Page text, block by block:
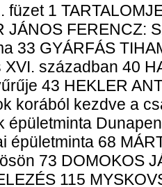
füzet 1
JÁNOS FERENCZ:
33 GYÁRFÁS
XVI. században 40
43 HEKLER
korából kezdve a
épületminta
épületminta 68
73 DOMOKOS
115